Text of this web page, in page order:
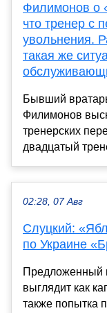
Филимонов о
что тренер с
увольнения.
такая же
Бывший
Филимонов
тренерских
двадцатый
02:28, 07 Авг
Слуцкий:
по Украине
Предложенный
выглядит как
также попытка